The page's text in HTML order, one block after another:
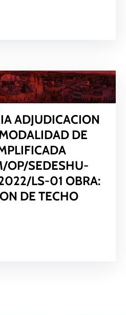
ADJUDICACION
DE
OP/SEDESHU-
LS-01 OBRA:
DE TECHO